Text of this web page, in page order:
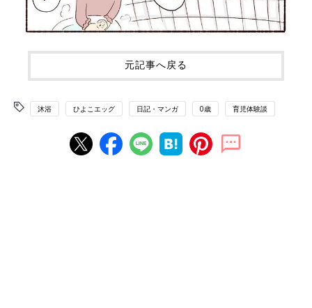
元記事へ戻る
沐浴 ひよこエッグ 日記・マンガ 0歳 育児体験談